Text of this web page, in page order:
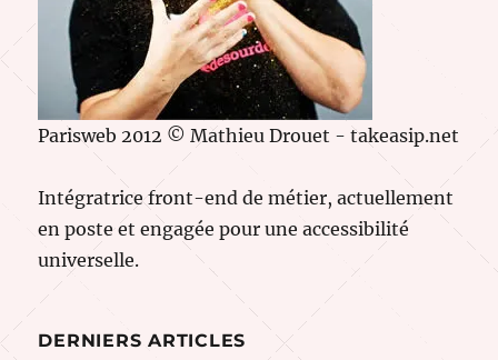
Parisweb 2012 © Mathieu Drouet - takeasip.net
Intégratrice front-end de métier, actuellement
en poste et engagée pour une accessibilité
universelle.
DERNIERS ARTICLES